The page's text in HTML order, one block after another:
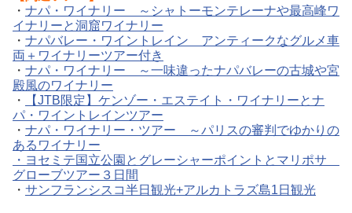
・ ナパ・ワイナリー ～シャトーモンテレーナや最高峰ワ
イナリーと洞窟ワイナリー
・ ナパバレー・ワイントレイン アンティークなグルメ車
両＋ワイナリーツアー付き
・ ナパ・ワイナリー ～一味違ったナパバレーの古城や宮
殿風のワイナリー
・
【JTB限定】ケンゾー・エステイト・ワイナリーとナ
パ・ワイントレインツアー
・ ナパ・ワイナリー・ツアー ～パリスの審判でゆかりの
あるワイナリー
・ヨセミテ国立公園とグレーシャーポイントとマリポサ
グローブツアー３日間
・ サンフランシスコ半日観光+アルカトラズ島1日観光